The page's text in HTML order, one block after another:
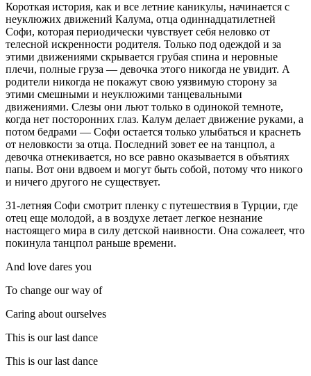
Короткая история, как и все летние каникулы, начинается с
неуклюжих движений Калума, отца одиннадцатилетней
Софи, которая периодически чувствует себя неловко от
телесной искренности родителя. Только под одеждой и за
этими движениями скрывается грубая спина и неровные
плечи, полные груза — девочка этого никогда не увидит. А
родители никогда не покажут свою уязвимую сторону за
этими смешными и неуклюжими танцевальными
движениями. Слезы они льют только в одинокой темноте,
когда нет посторонних глаз. Калум делает движение руками, а
потом бедрами — Софи остается только улыбаться и краснеть
от неловкости за отца. Последний зовет ее на танцпол, а
девочка отнекивается, но все равно оказывается в объятиях
папы. Вот они вдвоем и могут быть собой, потому что никого
и ничего другого не существует.
31-летняя Софи смотрит пленку с путешествия в Турции, где
отец еще молодой, а в воздухе летает легкое незнание
настоящего мира в силу детской наивности. Она сожалеет, что
покинула танцпол раньше времени.
And love dares you
To change our way of
Caring about ourselves
This is our last dance
This is our last dance